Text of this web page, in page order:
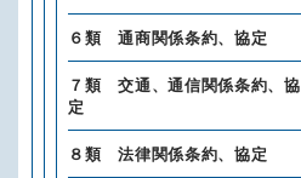
６類 通商関係条約、協定
７類 交通、通信関係条約、協
定
８類 法律関係条約、協定